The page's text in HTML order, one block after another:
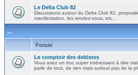
Le Delta Club 82
Discussions autour du Delta Club 82,
manifestation, les rendez-vous, etc...
...
Forum
Le comptoir des deltistes
Vous avez un truc super intéressant à dire
parle de tout, de rien mais surtout pas de la